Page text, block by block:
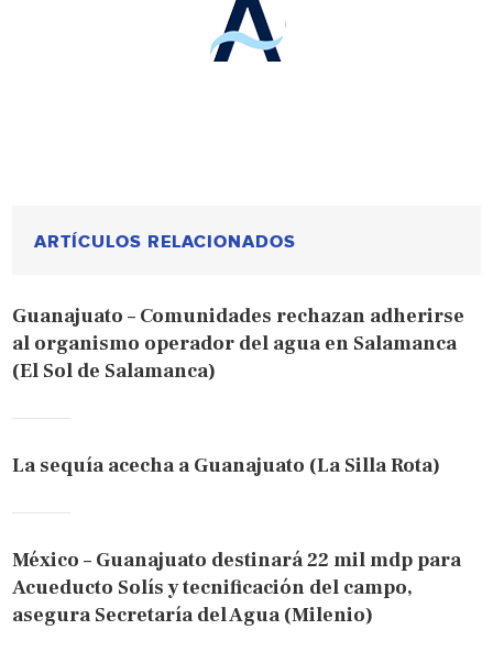
ARTÍCULOS RELACIONADOS
Guanajuato – Comunidades rechazan adherirse
al organismo operador del agua en Salamanca
(El Sol de Salamanca)
La sequía acecha a Guanajuato (La Silla Rota)
México – Guanajuato destinará 22 mil mdp para
Acueducto Solís y tecnificación del campo,
asegura Secretaría del Agua (Milenio)